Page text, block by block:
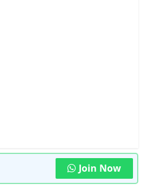
Join Now